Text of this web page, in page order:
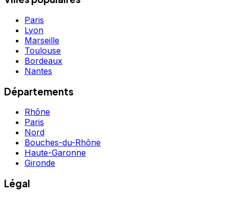
Paris
Lyon
Marseille
Toulouse
Bordeaux
Nantes
Départements
Rhône
Paris
Nord
Bouches-du-Rhône
Haute-Garonne
Gironde
Légal